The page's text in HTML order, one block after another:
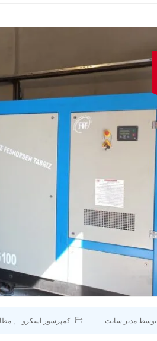
توسط مدیر سایت کمپرسور اسکرو